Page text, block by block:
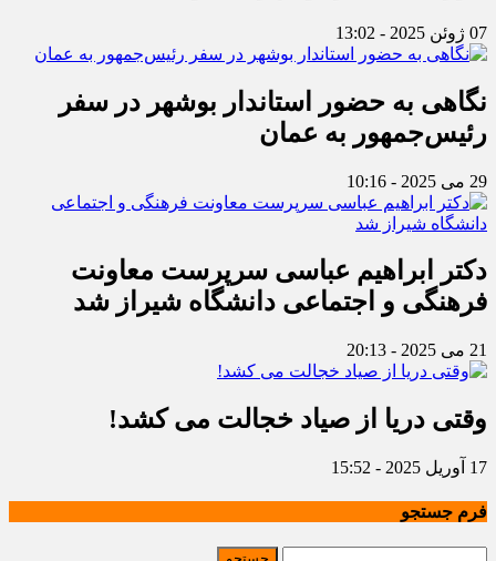
07 ژوئن 2025 - 13:02
نگاهی به حضور استاندار بوشهر در سفر
رئیس‌جمهور به عمان
29 می 2025 - 10:16
دکتر ابراهیم عباسی سرپرست معاونت
فرهنگی و اجتماعی دانشگاه شیراز شد
21 می 2025 - 20:13
وقتی دریا از صیاد خجالت می کشد!
17 آوریل 2025 - 15:52
فرم جستجو